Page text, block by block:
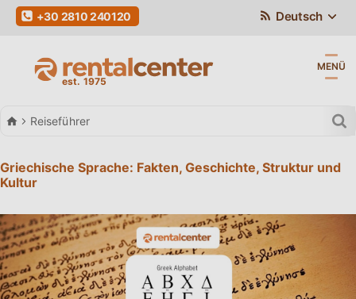
Deutsch
+30 2810 240120
MENÜ
Autovermietung
Reiseführer
Griechische Sprache: Fakten, Geschichte, Struktur und
Kultur